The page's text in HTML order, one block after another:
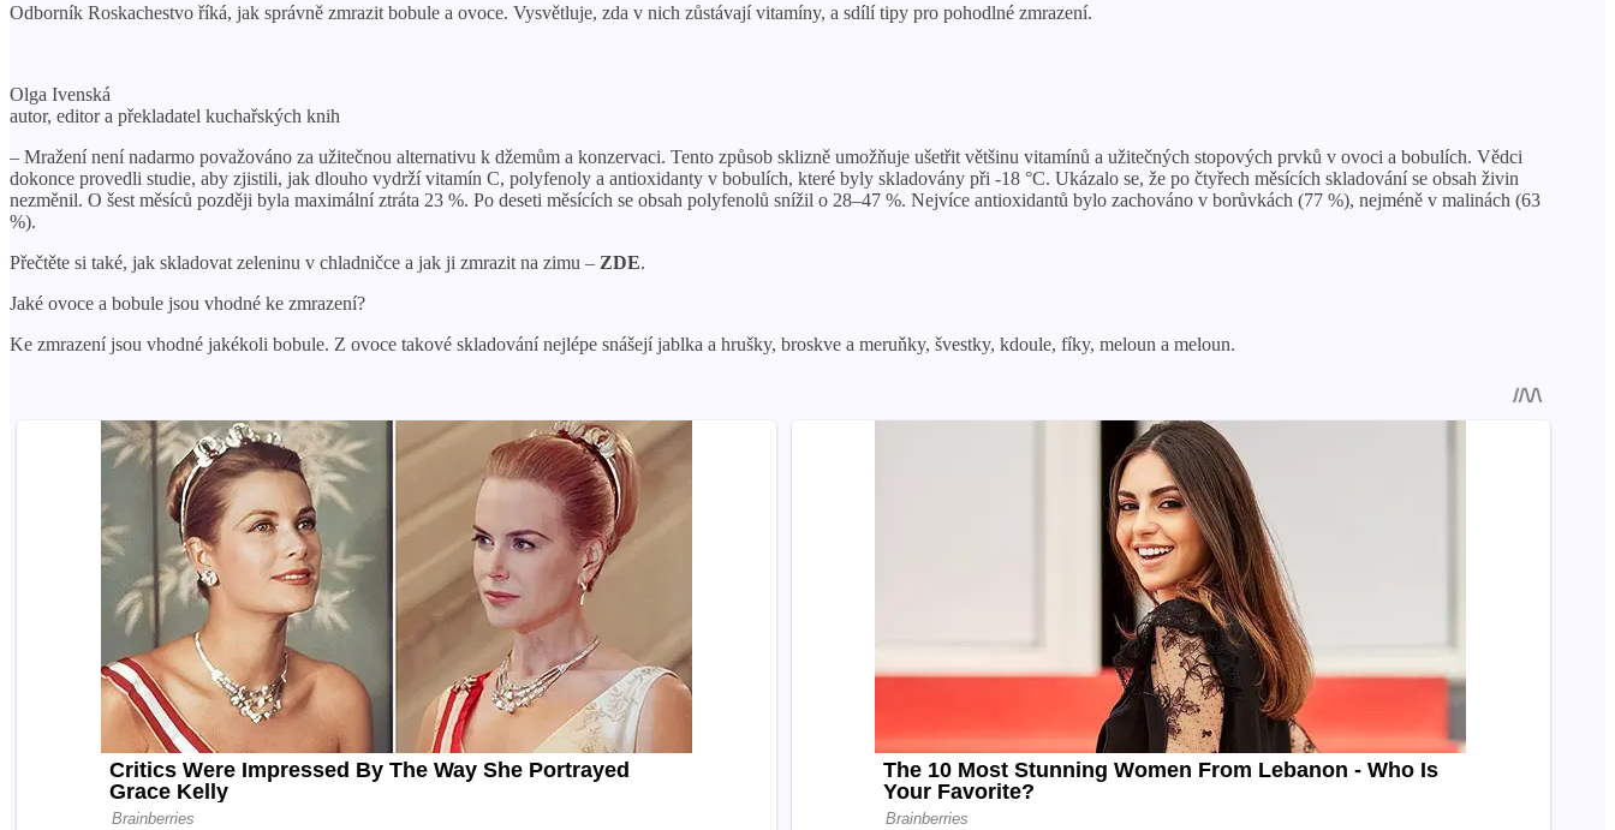
Odborník Roskachestvo říká, jak správně zmrazit bobule a ovoce. Vysvětluje, zda v nich zůstávají vitamíny, a sdílí tipy pro pohodlné zmrazení.
Olga Ivenská
autor, editor a překladatel kuchařských knih
– Mražení není nadarmo považováno za užitečnou alternativu k džemům a konzervaci. Tento způsob sklizně umožňuje ušetřit většinu vitamínů a užitečných stopových prvků v ovoci a bobulích. Vědci
dokonce provedli studie, aby zjistili, jak dlouho vydrží vitamín C, polyfenoly a antioxidanty v bobulích, které byly skladovány při -18 °C. Ukázalo se, že po čtyřech měsících skladování se obsah živin
nezměnil. O šest měsíců později byla maximální ztráta 23 %. Po deseti měsících se obsah polyfenolů snížil o 28–47 %. Nejvíce antioxidantů bylo zachováno v borůvkách (77 %), nejméně v malinách (63
%).
Přečtěte si také, jak skladovat zeleninu v chladničce a jak ji zmrazit na zimu – ZDE.
Jaké ovoce a bobule jsou vhodné ke zmrazení?
Ke zmrazení jsou vhodné jakékoli bobule. Z ovoce takové skladování nejlépe snášejí jablka a hrušky, broskve a meruňky, švestky, kdoule, fíky, meloun a meloun.